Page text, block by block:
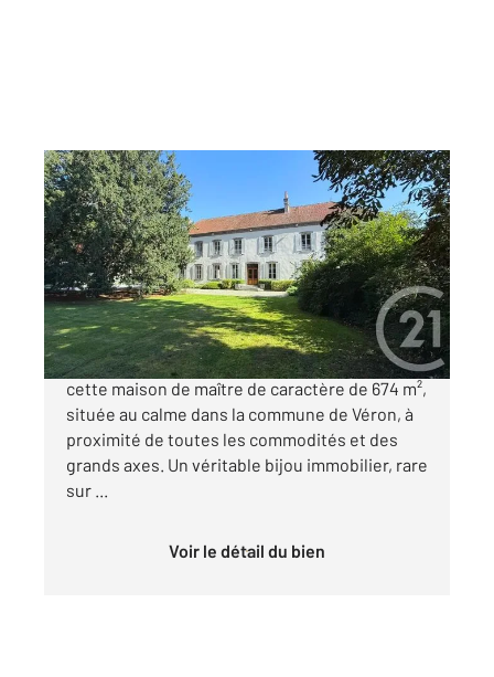
VERON 89
674,02 m2, 14 pièces
Ref : 25472
Maison à vendre
720 000 €
Véron plongez dans l'élégance intemporelle de
cette maison de maître de caractère de 674 m²,
située au calme dans la commune de Véron, à
proximité de toutes les commodités et des
grands axes. Un véritable bijou immobilier, rare
sur ...
Voir le détail du bien